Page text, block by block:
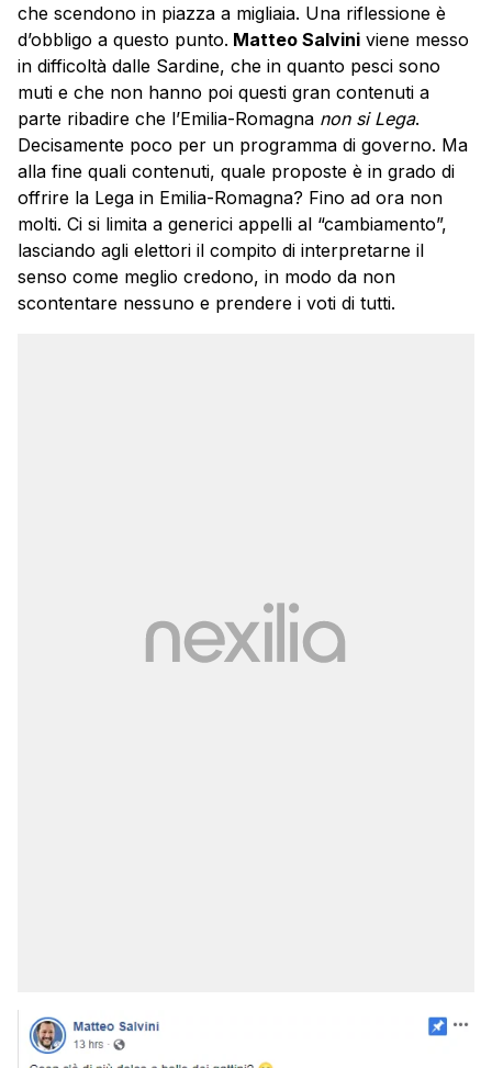
che scendono in piazza a migliaia. Una riflessione è
d’obbligo a questo punto. Matteo Salvini viene messo
in difficoltà dalle Sardine, che in quanto pesci sono
muti e che non hanno poi questi gran contenuti a
parte ribadire che l’Emilia-Romagna non si Lega.
Decisamente poco per un programma di governo. Ma
alla fine quali contenuti, quale proposte è in grado di
offrire la Lega in Emilia-Romagna? Fino ad ora non
molti. Ci si limita a generici appelli al “cambiamento”,
lasciando agli elettori il compito di interpretarne il
senso come meglio credono, in modo da non
scontentare nessuno e prendere i voti di tutti.